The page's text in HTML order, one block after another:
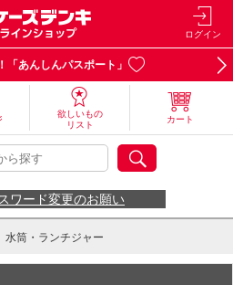
ログイン
「あんしんパスポート」
欲しいもの
リスト
カート
ワード変更のお願い
水筒・ランチジャー